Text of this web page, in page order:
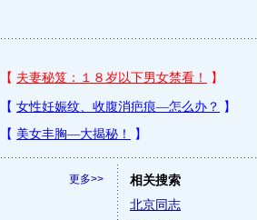
更多>>
相关搜索
北京同志